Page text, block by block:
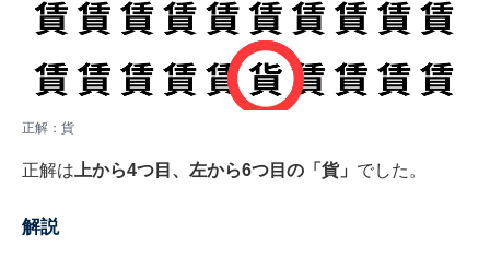
正解：貨
正解は 上から4つ目、左から6つ目の「貨」 でした。
解説